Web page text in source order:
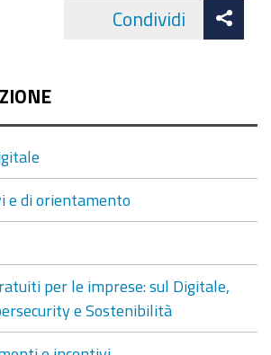
Condividi
e di orientamento
per le imprese: sul Digitale,
e Sostenibilità